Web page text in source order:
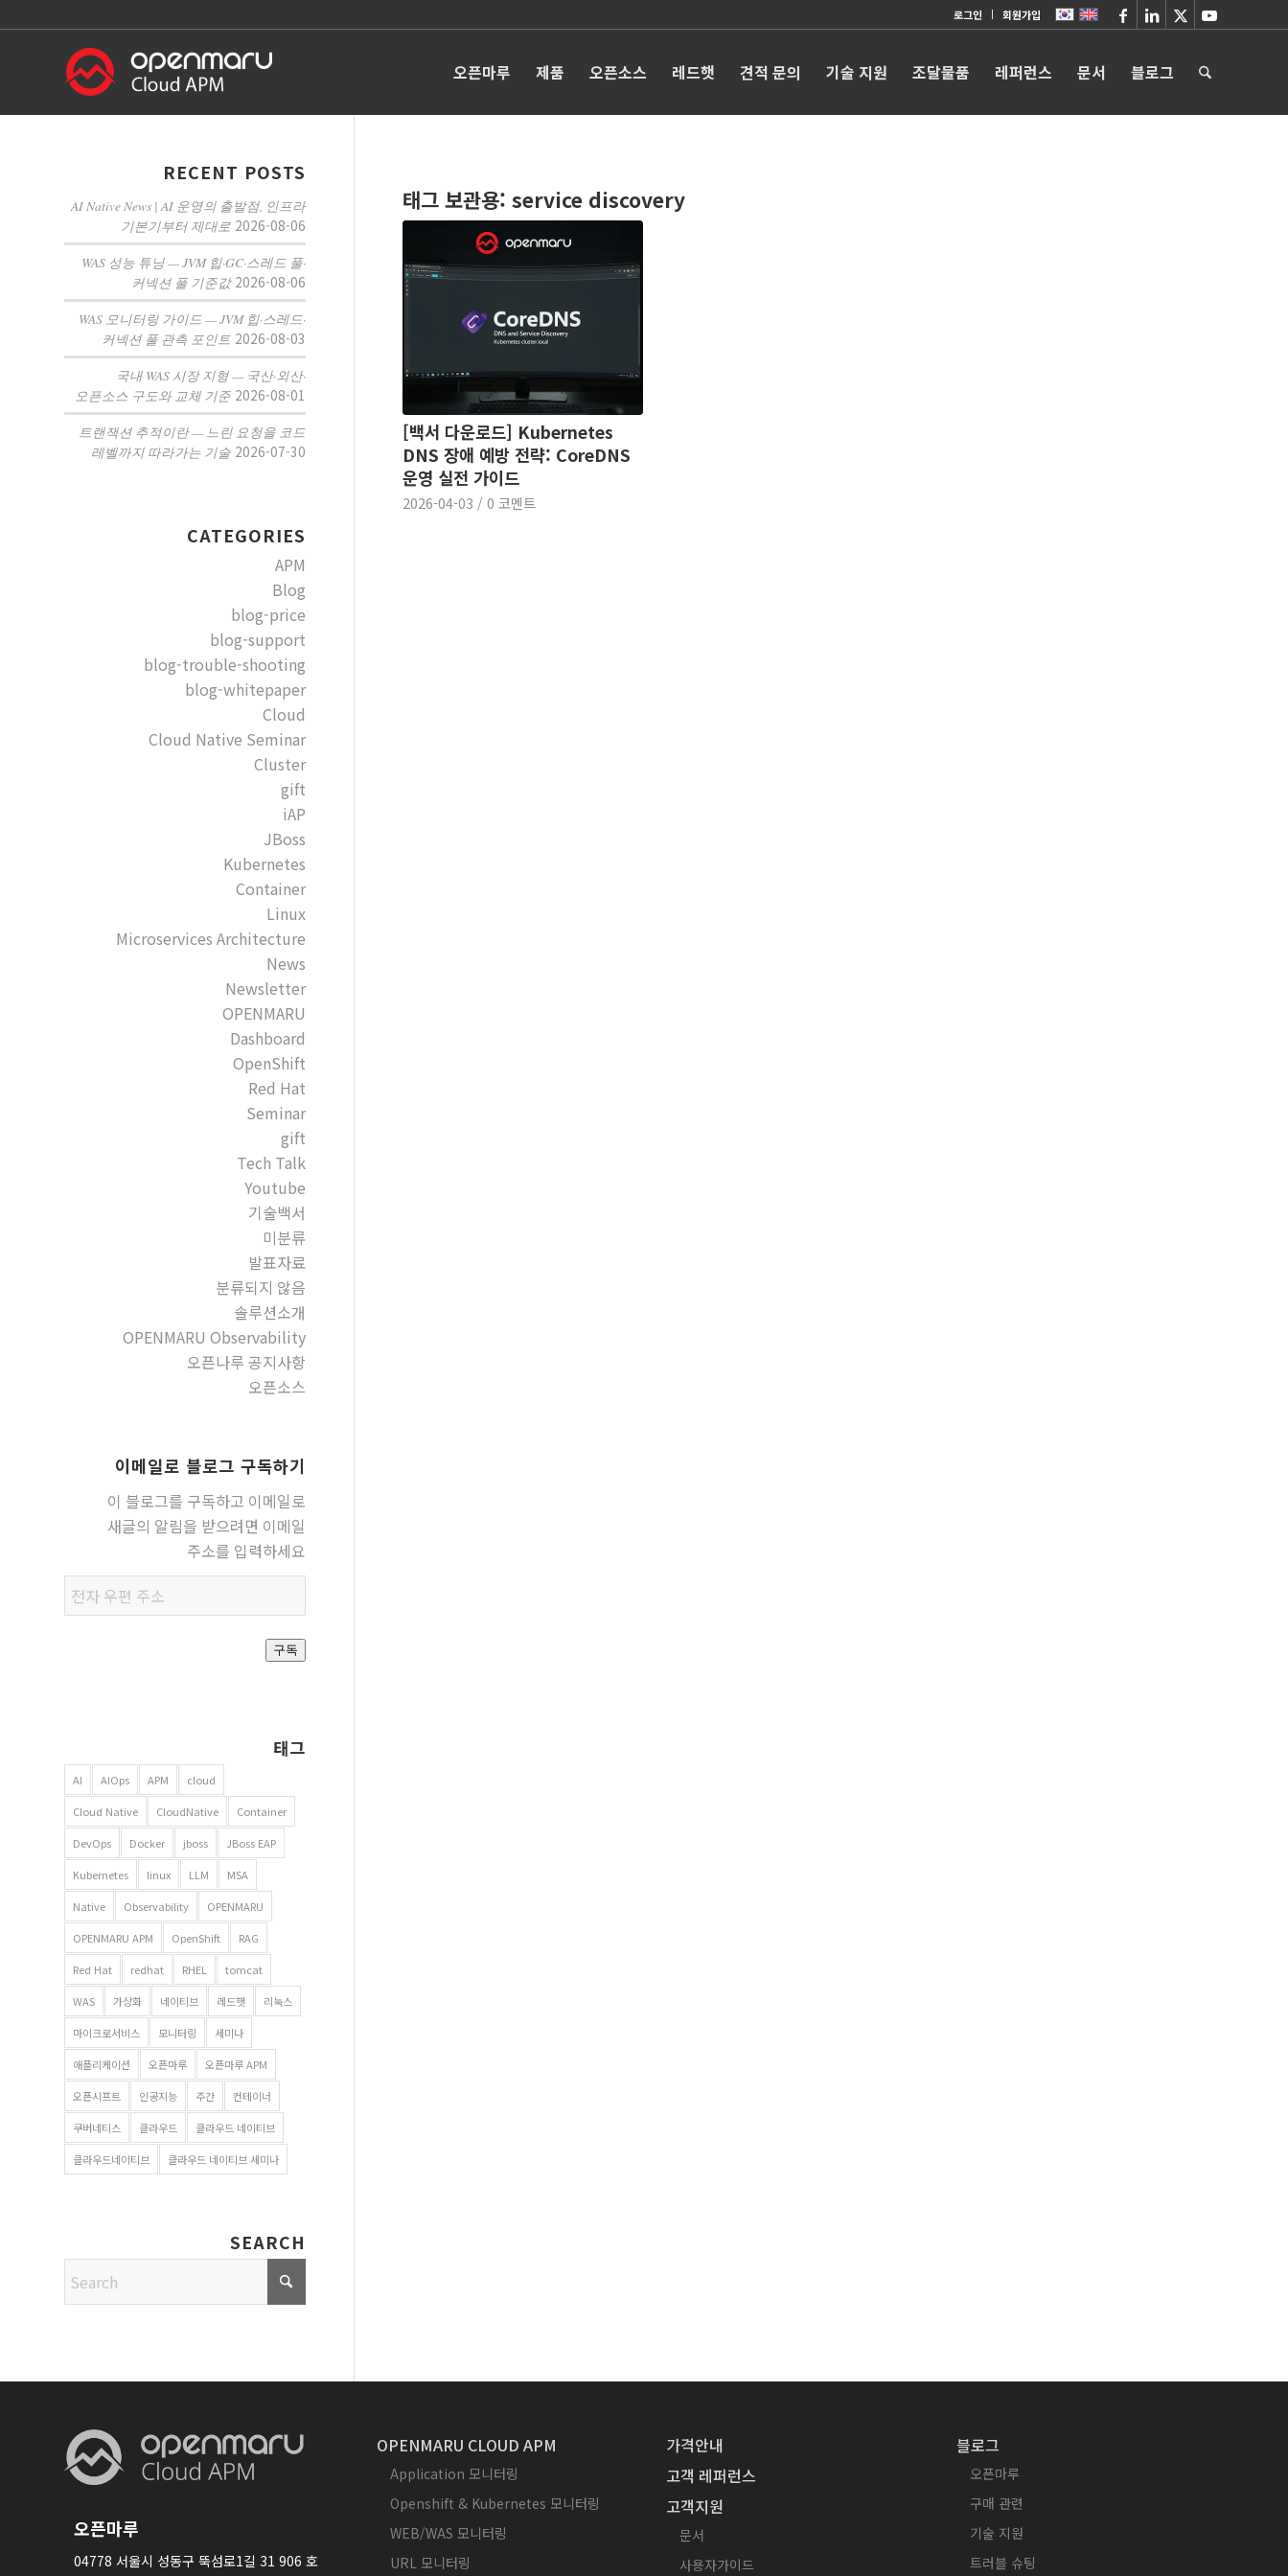
로그인 회원가입
오픈마루 제품 오픈소스 레드햇 견적 문의 기술 지원 조달물품 레퍼런스 문서 블로그
태그 보관용: service discovery
[백서 다운로드] Kubernetes
DNS 장애 예방 전략: CoreDNS
운영 실전 가이드
2026-04-03 / 0 코멘트
RECENT POSTS
AI Native News | AI 운영의 출발점, 인프라
기본기부터 제대로 2026-08-06
WAS 성능 튜닝 — JVM 힙·GC·스레드 풀·
커넥션 풀 기준값 2026-08-06
WAS 모니터링 가이드 — JVM 힙·스레드·
커넥션 풀 관측 포인트 2026-08-03
국내 WAS 시장 지형 — 국산·외산·
오픈소스 구도와 교체 기준 2026-08-01
트랜잭션 추적이란 — 느린 요청을 코드
레벨까지 따라가는 기술 2026-07-30
CATEGORIES
APM
Blog
blog-price
blog-support
blog-trouble-shooting
blog-whitepaper
Cloud
Cloud Native Seminar
Cluster
gift
iAP
JBoss
Kubernetes
Container
Linux
Microservices Architecture
News
Newsletter
OPENMARU
Dashboard
OpenShift
Red Hat
Seminar
gift
Tech Talk
Youtube
기술백서
미분류
발표자료
분류되지 않음
솔루션소개
OPENMARU Observability
오픈나루 공지사항
오픈소스
이메일로 블로그 구독하기
이 블로그를 구독하고 이메일로
새글의 알림을 받으려면 이메일
주소를 입력하세요
우편
주소
구독
태그
AI AIOps APM cloud
Cloud Native CloudNative Container
DevOps Docker jboss JBoss EAP
Kubernetes linux LLM MSA
Native Observability OPENMARU
OPENMARU APM OpenShift RAG
Red Hat redhat RHEL tomcat
WAS 가상화 네이티브 레드햇 리눅스
마이크로서비스 모니터링 세미나
애플리케이션 오픈마루 오픈마루 APM
오픈시프트 인공지능 주간 컨테이너
쿠버네티스 클라우드 클라우드 네이티브
클라우드네이티브 클라우드 네이티브 세미나
SEARCH
오픈마루
04778 서울시 성동구 뚝섬로1길 31 906 호
OPENMARU CLOUD APM
Application 모니터링
Openshift & Kubernetes 모니터링
WEB/WAS 모니터링
URL 모니터링
가격안내
고객 레퍼런스
고객지원
문서
사용자가이드
블로그
오픈마루
구매 관련
기술 지원
트러블 슈팅